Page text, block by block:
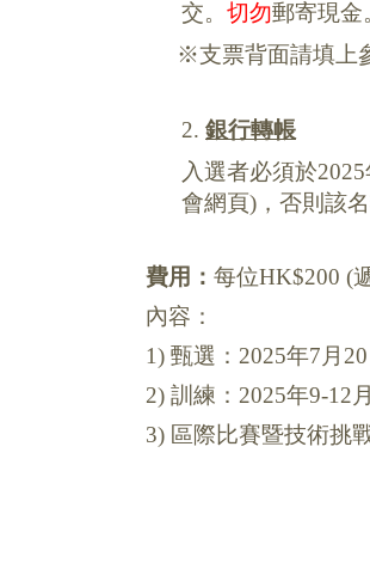
交。 切勿郵寄現金
※支票背面請填上
2. 銀行轉帳
入選者必須於
會網頁) ，否則該
費用： 每位HK$200 (
內容：
1) 甄選：2025年7月
2) 訓練：2025年9-12月
3) 區際比賽暨技術挑